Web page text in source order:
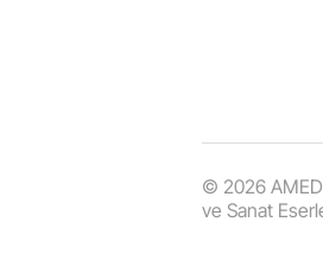
© 2026 AMED
ve Sanat